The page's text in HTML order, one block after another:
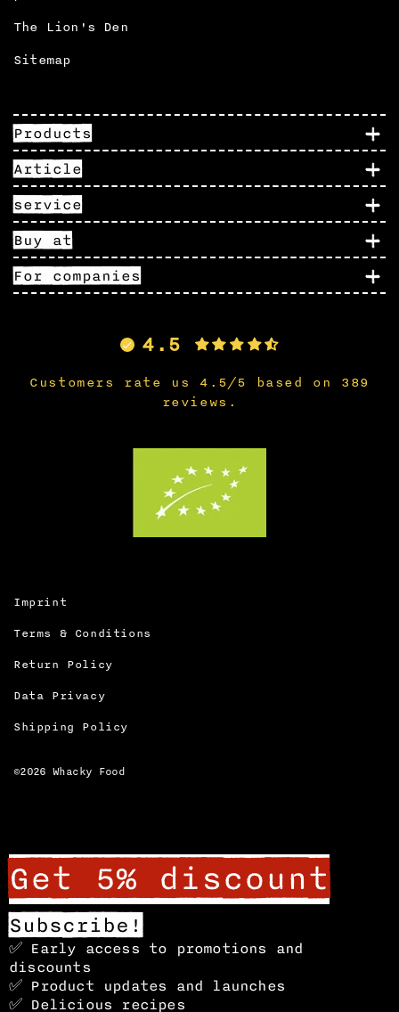
The Lion's Den
Sitemap
Products
Article
service
Buy at
For companies
4.5
Customers rate us 4.5/5 based on 389
reviews.
Imprint
Terms & Conditions
Return Policy
Data Privacy
Shipping Policy
©2026Whacky Food
Get 5% discount
Subscribe!
✅ Early access to promotions and
discounts
✅ Product updates and launches
✅ Delicious recipes